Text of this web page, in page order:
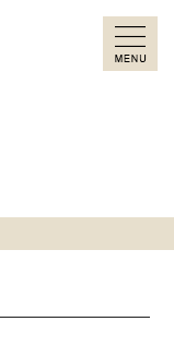
ZENGAKU引